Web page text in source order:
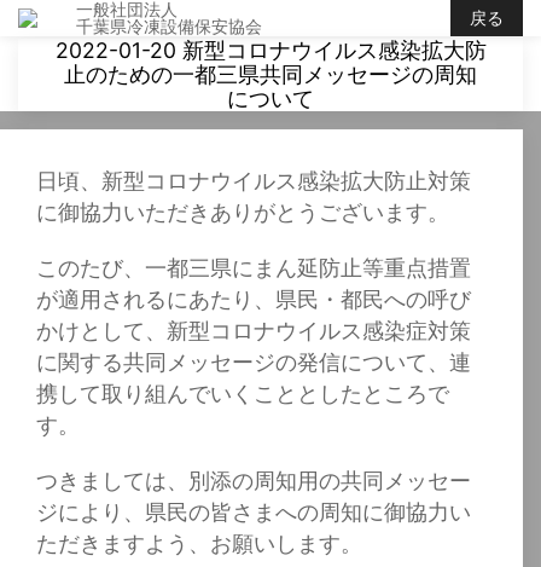
一般社団法人
千葉県冷凍設備保安協会
戻る
2022-01-20 新型コロナウイルス感染拡大防
止のための一都三県共同メッセージの周知
について
日頃、新型コロナウイルス感染拡大防止対策
に御協力いただきありがとうございます。
このたび、一都三県にまん延防止等重点措置
が適用されるにあたり、県民・都民への呼び
かけとして、新型コロナウイルス感染症対策
に関する共同メッセージの発信について、連
携して取り組んでいくこととしたところで
す。
つきましては、別添の周知用の共同メッセー
ジにより、県民の皆さまへの周知に御協力い
ただきますよう、お願いします。